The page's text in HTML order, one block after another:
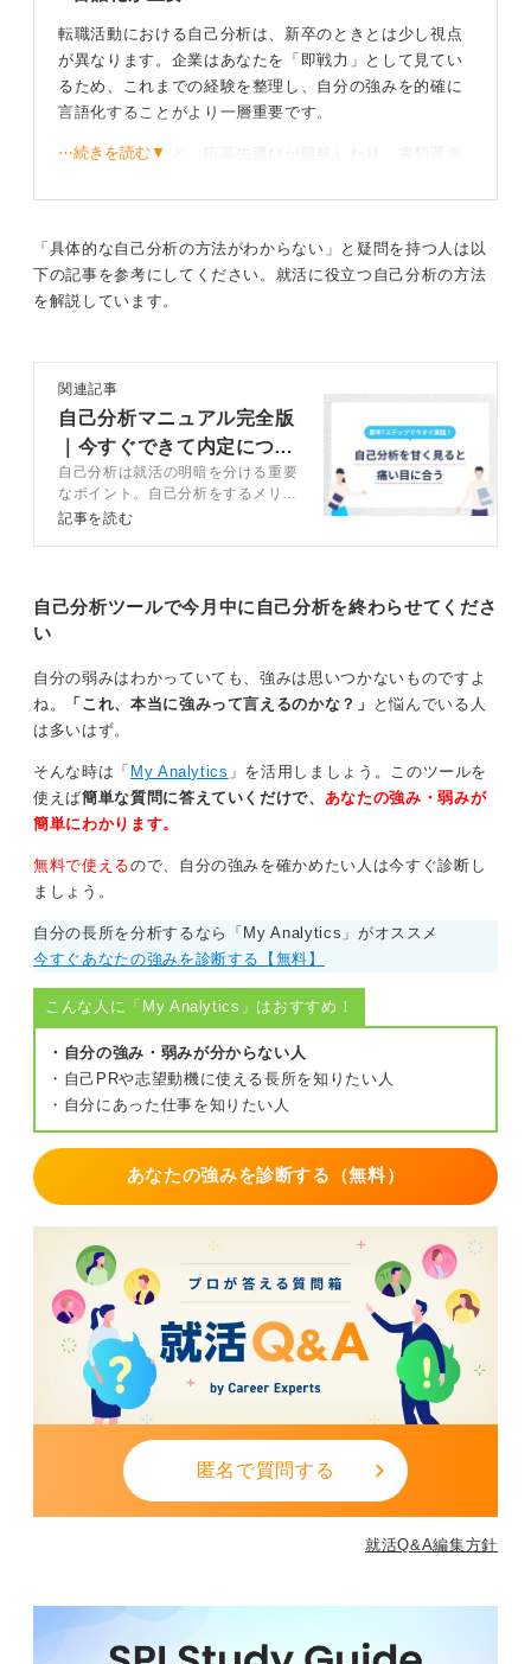
転職活動における自己分析は、新卒のときとは少し視点
が異なります。企業はあなたを「即戦力」として見てい
るため、これまでの経験を整理し、自分の強みを的確に
言語化することがより一層重要です。
この軸が曖昧だと、応募先選びが難航したり、書類選考
れば良いでしょうか。
まず、過去の業務を振り返り、「なぜその仕事が必要だ
ったのか」「そのなかで自分はどんな役割を担ったの
客観的視点を取り入れて転職の軸を明確にしよう
分では気付かなかった強みが見つかるかもしれません。
何を成し遂げたいのかという「目的」や、働き方の「希
望条件」を明確にしましょう。
と定まり、自信を持って転職活動を進められるようにな
りますよ。
0
⋯続きを読む▼
「具体的な自己分析の方法がわからない」と疑問を持つ人は以
下の記事を参考にしてください。就活に役立つ自己分析の方法
を解説しています。
関連記事
自己分析マニュアル完全版
｜今すぐできて内定につな
がる方法を解説
自己分析は就活の明暗を分ける重要
なポイント。自己分析をするメリッ
トや自己分析のやり方、注意点など
しょう。
記事を読む
自己分析ツールで今月中に自己分析を終わらせてくださ
い
自分の弱みはわかっていても、強みは思いつかないものですよ
ね。
「これ、本当に強みって言えるのかな？」
と悩んでいる人
は多いはず。
そんな時は「 My Analytics 」を活用しましょう。このツールを
使えば簡単な質問に答えていくだけで、 あなたの強み・弱みが
簡単にわかります。
無料で使えるので、自分の強みを確かめたい人は今すぐ診断し
ましょう。
自分の長所を分析するなら「My Analytics」がオススメ
今すぐあなたの強みを診断する【無料】
こんな人に「My Analytics」はおすすめ！
・自分の強み・弱みが分からない人
・自己PRや志望動機に使える長所を知りたい人
・自分にあった仕事を知りたい人
あなたの強みを診断する（無料）
匿名で質問する
就活Q&A編集方針